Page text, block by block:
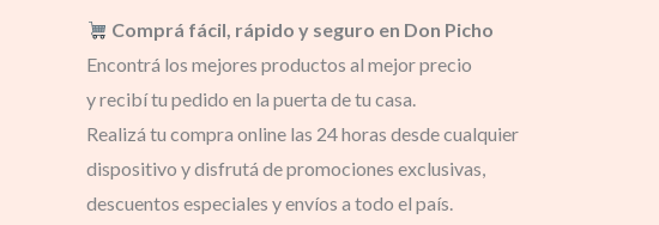
Comprá fácil, rápido y seguro en Don Picho
Encontrá los mejores productos al mejor precio
y recibí tu pedido en la puerta de tu casa.
Realizá tu compra online las 24 horas desde cualquier
dispositivo y disfrutá de promociones exclusivas,
descuentos especiales y envíos a todo el país.